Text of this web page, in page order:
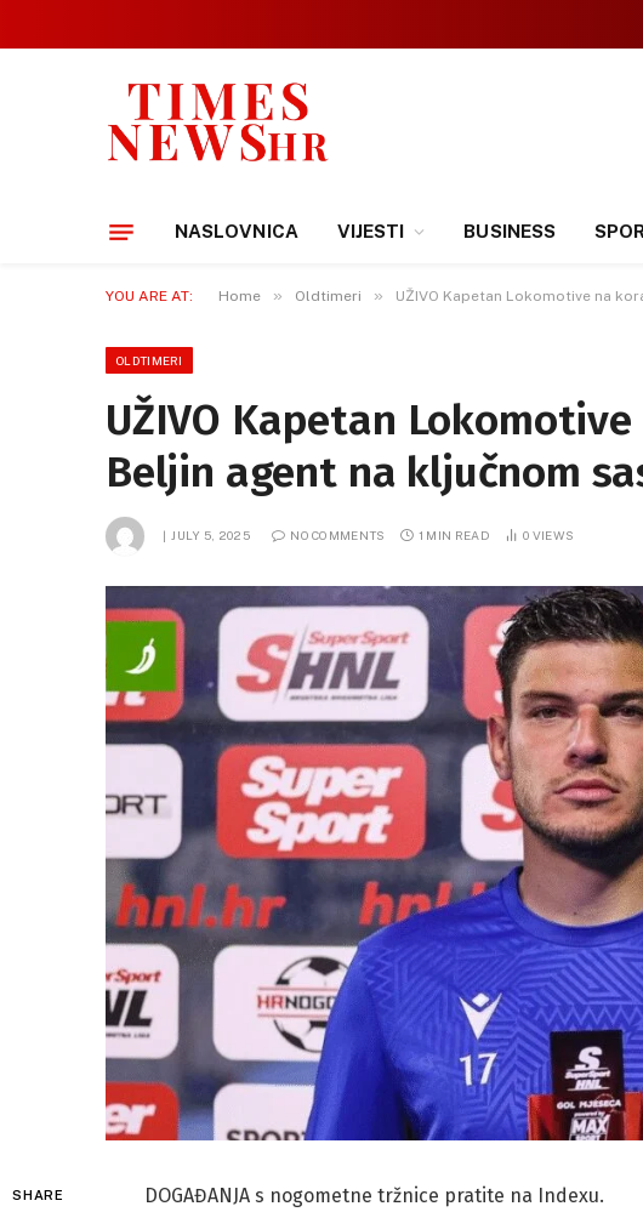
NASLOVNICA VIJESTI BUSINESS
YOU ARE AT: Home » Oldtimeri » UŽIVO Kapetan Lokomotive na
OLDTIMERI
UŽIVO Kapetan
Beljin agent na ključnom
JULY 5, 2025 NO COMMENTS 1 MIN READ 0 VIEWS
SHARE DOGAĐANJA s nogometne tržnice pratite na Indexu.